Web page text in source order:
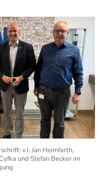
v.l. Jan Heimfarth,
und Stefan Becker im